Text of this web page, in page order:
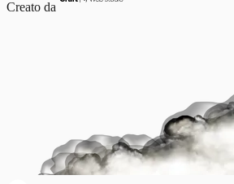
Creato da